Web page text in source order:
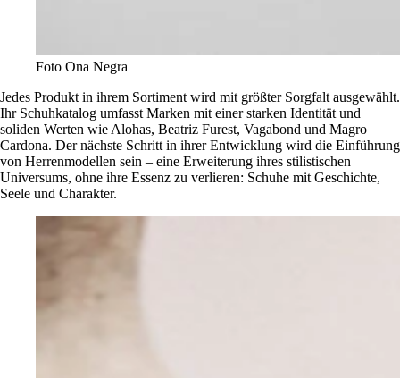
Foto Ona Negra
Jedes Produkt in ihrem Sortiment wird mit größter Sorgfalt ausgewählt.
Ihr Schuhkatalog umfasst Marken mit einer starken Identität und
soliden Werten wie Alohas, Beatriz Furest, Vagabond und Magro
Cardona. Der nächste Schritt in ihrer Entwicklung wird die Einführung
von Herrenmodellen sein – eine Erweiterung ihres stilistischen
Universums, ohne ihre Essenz zu verlieren: Schuhe mit Geschichte,
Seele und Charakter.